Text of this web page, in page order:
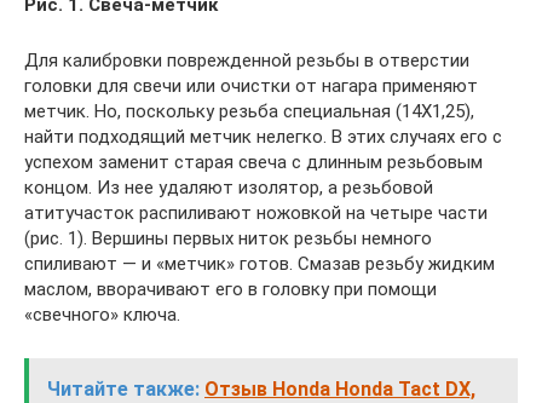
Рис. 1. Свеча-метчик
Для калибровки поврежденной резьбы в отверстии
головки для свечи или очистки от нагара применяют
метчик. Но, поскольку резьба специальная (14X1,25),
найти подходящий метчик нелегко. В этих случаях его с
успехом заменит старая свеча с длинным резьбовым
концом. Из нее удаляют изолятор, а резьбовой
атитучасток распиливают ножовкой на четыре части
(рис. 1). Вершины первых ниток резьбы немного
спиливают — и «метчик» готов. Смазав резьбу жидким
маслом, вворачивают его в головку при помощи
«свечного» ключа.
Читайте также: Отзыв Honda Honda Tact DX,